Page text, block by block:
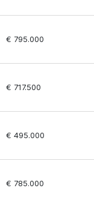
€ 795.000
€ 717.500
€ 495.000
€ 785.000